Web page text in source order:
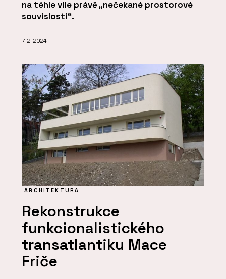
na téhle vile právě „nečekané prostorové
souvislosti“.
7. 2. 2024
ARCHITEKTURA
Rekonstrukce
funkcionalistického
transatlantiku Mace
Friče